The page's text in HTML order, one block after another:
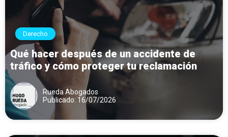
Derecho
Qué hacer después de un accidente de
tráfico y cómo proteger tu reclamación
Rueda Abogados
Publicado: 16/07/2026